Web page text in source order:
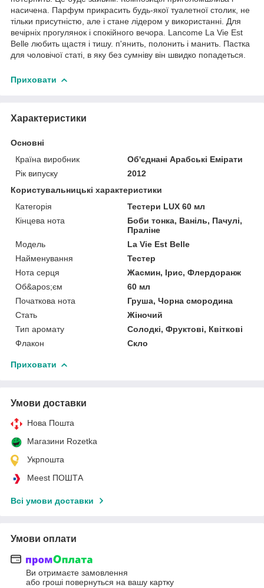
насичена. Парфум прикрасить будь-якої туалетної столик, не
тільки присутністю, але і стане лідером у використанні. Для
вечірніх прогулянок і спокійного вечора. Lancome La Vie Est
Belle любить щастя і тишу. п'янить, полонить і манить. Пастка
для чоловічої статі, в яку без сумніву він швидко попадеться.
Приховати
Характеристики
Основні
Країна виробник
Об'єднані Арабські Емірати
Рік випуску
2012
Користувальницькі характеристики
Категорія
Тестери LUX 60 мл
Кінцева нота
Боби тонка, Ваніль, Пачулі,
Праліне
Мoдель
La Vie Est Belle
Найменування
Тестер
Нота серця
Жасмин, Ірис, Флердоранж
Об&apos;єм
60 мл
Початкова нота
Груша, Чорна смородина
Стать
Жіночий
Тип аромату
Солодкі, Фруктові, Квіткові
Флакон
Скло
Приховати
Умови доставки
Нова Пошта
Магазини Rozetka
Укрпошта
Meest ПОШТА
Всі умови доставки
Умови оплати
Ви отримаєте замовлення
або гроші повернуться на вашу картку